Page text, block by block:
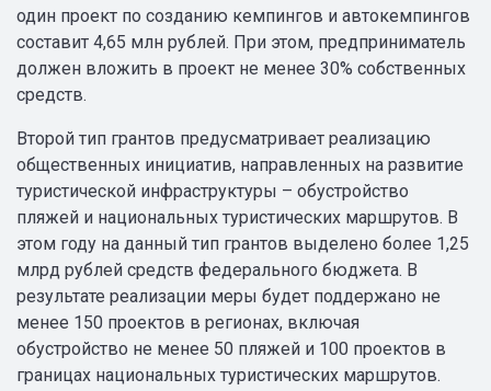
один проект по созданию кемпингов и автокемпингов
составит 4,65 млн рублей. При этом, предприниматель
должен вложить в проект не менее 30% собственных
средств.
Второй тип грантов предусматривает реализацию
общественных инициатив, направленных на развитие
туристической инфраструктуры – обустройство
пляжей и национальных туристических маршрутов. В
этом году на данный тип грантов выделено более 1,25
млрд рублей средств федерального бюджета. В
результате реализации меры будет поддержано не
менее 150 проектов в регионах, включая
обустройство не менее 50 пляжей и 100 проектов в
границах национальных туристических маршрутов.